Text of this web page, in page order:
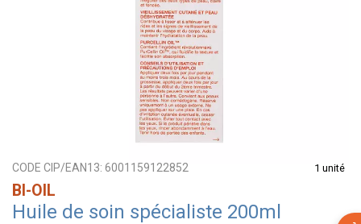
CODE CIP/EAN13: 6001159122852 1 unité
BI-OIL
Huile de soin spécialiste 200ml